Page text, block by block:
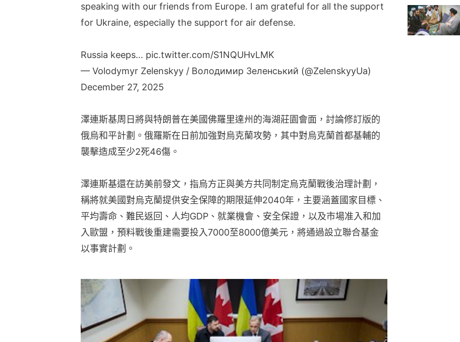
speaking with our friends from Europe. I am grateful for all the support
for Ukraine, especially the support for air defense.
Russia keeps… pic.twitter.com/S1NQUHvLMK
— Volodymyr Zelenskyy / Володимир Зеленський (@ZelenskyyUa)
December 27, 2025
澤連斯基周日將與特朗普在美國佛羅里達州的海湖莊園會面，討論修訂版的
俄烏和平計劃。俄羅斯在日前加強對烏克蘭攻勢，其中對烏克蘭首都基輔的
襲擊造成至少2死46傷。
澤連斯基還在訪美前發文，指烏方正與美方共同制定烏克蘭戰後治理計劃，
稱將就美國對烏克蘭提供安全保障的期限延伸2040年，主要涵蓋國家目標、
平均壽命、難民返回、人均GDP、就業機會、安全保證，以及市場准入和加
入歐盟，預料戰後重建需要投入7000至8000億美元，將通過設立聯合基金
以事實計劃。